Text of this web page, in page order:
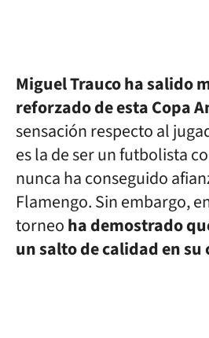
Miguel Trauco ha salido
reforzado de esta Copa
sensación respecto al
es la de ser un futbolista
nunca ha conseguido
Flamengo. Sin embargo,
torneoha demostrado
un salto de calidad en su